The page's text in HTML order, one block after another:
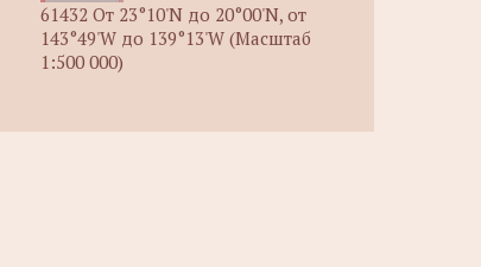
61432 От 23°10'N до 20°00'N, от
143°49'W до 139°13'W (Масштаб
1:500 000)